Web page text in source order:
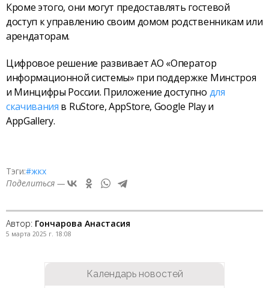
Кроме этого, они могут предоставлять гостевой
доступ к управлению своим домом родственникам или
арендаторам.
Цифровое решение развивает АО «Оператор
информационной системы» при поддержке Минстроя
и Минцифры России. Приложение доступно для
скачивания в RuStore, AppStore, Google Play и
AppGallery.
Тэги:#жкх
Поделиться —
Автор: Гончарова Анастасия
5 марта 2025 г. 18:08
Календарь новостей